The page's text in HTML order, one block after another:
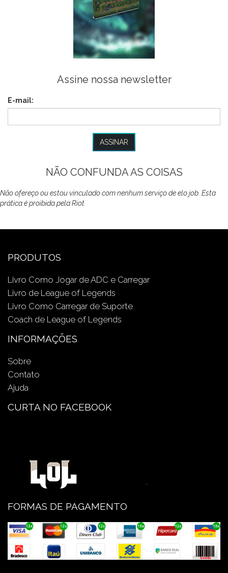
Assine nossa newsletter
E-mail:
NÃO CONFUNDA AS COISAS
Não ofereço ou estou vinculado com nenhum serviço de elo job. Esta
prática é proibida pela Riot.
PRODUTOS
Livro Como Jogar de ADC e Carregar
Livro de League of Legends
Livro Como Carregar de Suporte
Coach de League of Legends
INFORMAÇÕES
Sobre
Contato
Ajuda
CURTA NO FACEBOOK
FORMAS DE PAGAMENTO